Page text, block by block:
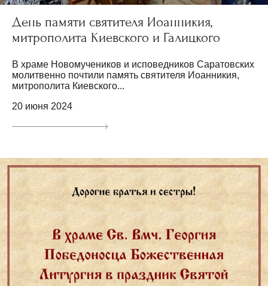
День памяти святителя Иоанникия,
митрополита Киевского и Галицкого
В храме Новомучеников и исповедников Саратовских
молитвенно почтили память святителя Иоанникия,
митрополита Киевского...
20 июня 2024